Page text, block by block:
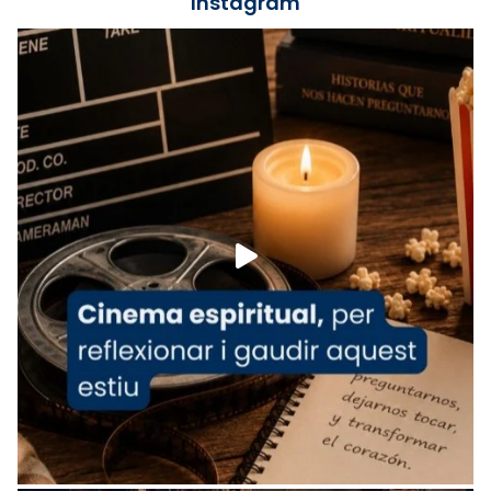
Recupera l'entrevista comp
Vatican
tican News 👇
www.vaticannews.va/es/iglesia/news/2026-
07/carmina-historia-depresion-papa-viaje-
espana-testimoni...
Foto
View on Facebook · Share
Arquebisbat de Barcelona
1 week ago
«Avui les santes Juliana i Semproniana ens
ajuden a alçar la mirada»
Mons. Sergi Gordo, bisbe de Tortosa, ha
presidit aquest 27 de juliol la missa de Les
Santes de Mataró.